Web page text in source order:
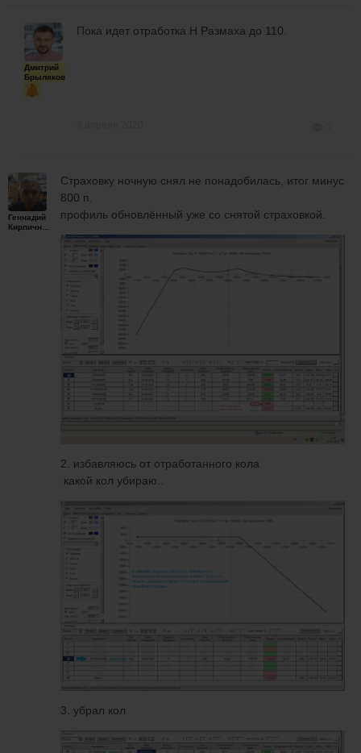
Дмитрий
Брыляков
Пока идет отработка Н Размаха до 110.
Геннадий
Страховку ночную снял не понадобилась, итог минус
800 п.
профиль обновлённый уже со снятой страховкой.
2. избавляюсь от отработанного кола
какой кол убираю..
3. убрал кол